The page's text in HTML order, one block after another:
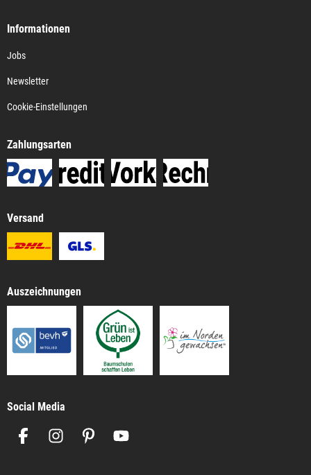
Informationen
Jobs
Newsletter
Cookie-Einstellungen
Zahlungsarten
Versand
Auszeichnungen
Social Media